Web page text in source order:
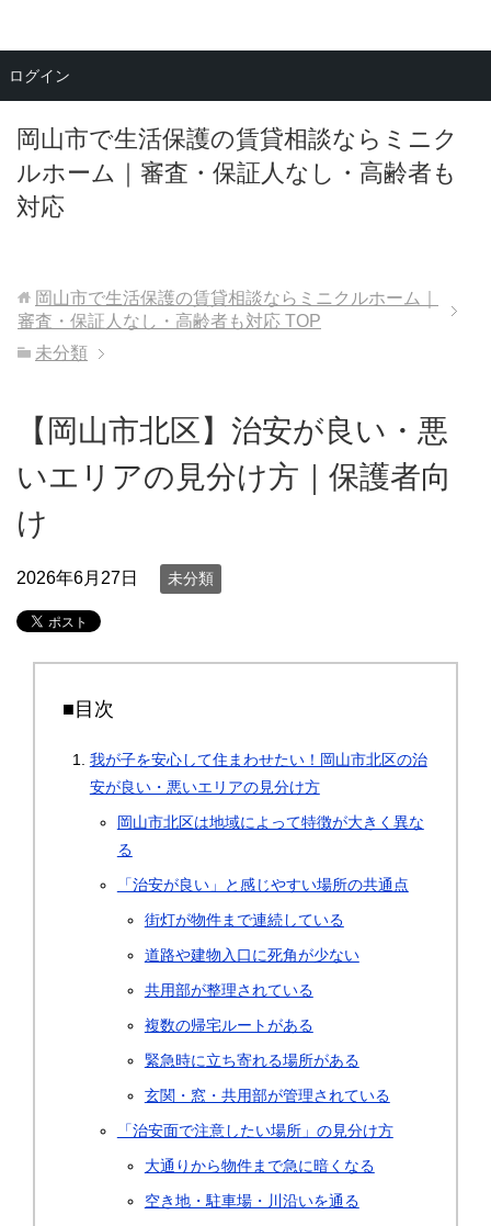
岡山市で生活保護の賃貸相談ならミニク
ルホーム｜審査・保証人なし・高齢者も
対応
メニュー
岡山市で生活保護の賃貸相談ならミニクルホーム｜
審査・保証人なし・高齢者も対応 TOP
未分類
【岡山市北区】治安が良い・悪
いエリアの見分け方｜保護者向
け
2026年6月27日 未分類
■目次
我が子を安心して住まわせたい！岡山市北区の治
安が良い・悪いエリアの見分け方
岡山市北区は地域によって特徴が大きく異な
る
「治安が良い」と感じやすい場所の共通点
街灯が物件まで連続している
道路や建物入口に死角が少ない
共用部が整理されている
複数の帰宅ルートがある
緊急時に立ち寄れる場所がある
玄関・窓・共用部が管理されている
「治安面で注意したい場所」の見分け方
大通りから物件まで急に暗くなる
空き地・駐車場・川沿いを通る
ログイン